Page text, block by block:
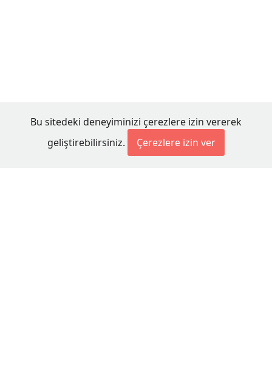
Bu sitedeki deneyiminizi çerezlere izin vererek
geliştirebilirsiniz.
Çerezlere izin ver